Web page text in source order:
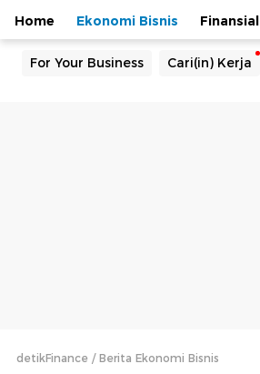
Home Ekonomi Bisnis Finansial
For Your Business Cari(in) Kerja
detikFinance Berita Ekonomi Bisnis